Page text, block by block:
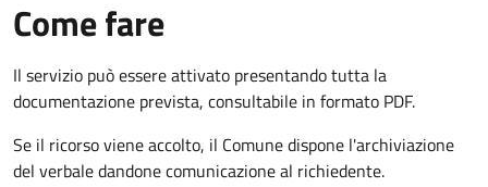
Come fare
Il servizio può essere attivato presentando tutta la
documentazione prevista, consultabile in formato PDF.
Se il ricorso viene accolto, il Comune dispone l'archiviazione
del verbale dandone comunicazione al richiedente.